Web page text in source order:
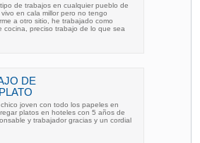
de trabajos en cualquier pueblo de
en cala millor pero no tengo
a otro sitio, he trabajado como
cocina, preciso trabajo de lo que sea
DE
joven con todo los papeles en
platos en hoteles con 5 años de
y trabajador gracias y un cordial